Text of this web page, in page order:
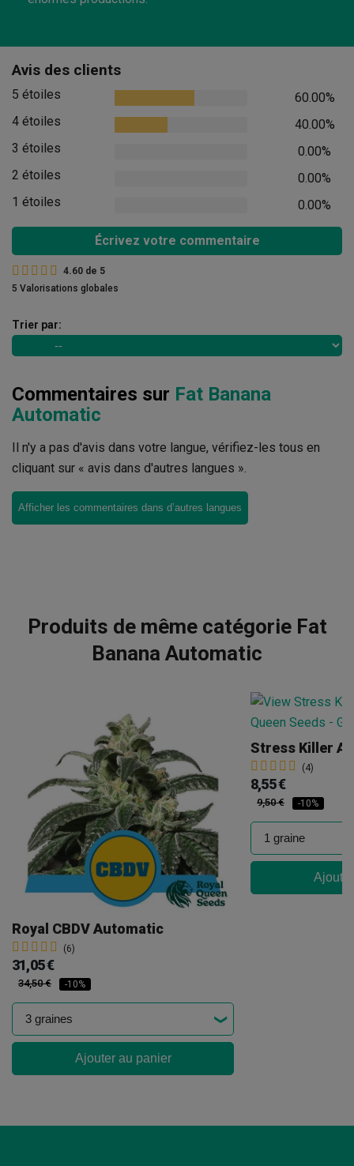
Avis des clients
5 étoiles
60.00%
4 étoiles
40.00%
3 étoiles
0.00%
2 étoiles
0.00%
1 étoiles
0.00%
Écrivez votre commentaire
4.60 de 5
5 Valorisations globales
Trier par:
Commentaires sur Fat Banana
Automatic
Il n'y a pas d'avis dans votre langue, vérifiez-les tous en
cliquant sur « avis dans d'autres langues ».
Afficher les commentaires dans d’autres langues
Produits de même catégorie Fat
Banana Automatic
Royal CBDV Automatic
(6)
31,05 €
34,50 € -10%
Ajouter au panier
Stress Killer
(4)
8,55 €
9,50 € -10%